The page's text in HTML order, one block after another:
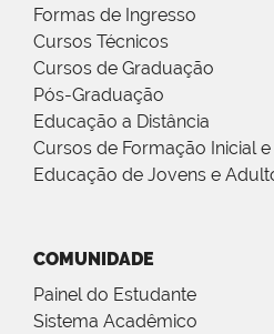
Formas de Ingresso
Cursos Técnicos
Cursos de Graduação
Pós-Graduação
Educação a Distância
Cursos de Formação Inicial
Educação de Jovens e
COMUNIDADE
Painel do Estudante
Sistema Acadêmico